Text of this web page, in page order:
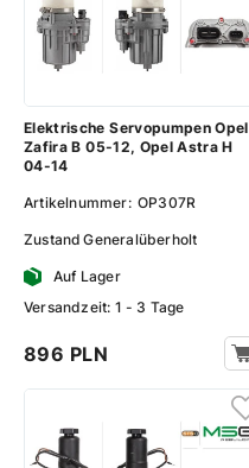
Elektrische Servopumpen Opel
Zafira B 05-12, Opel Astra H
04-14
Artikelnummer: OP307R
Zustand Generalüberholt
Auf Lager
Versandzeit: 1 - 3 Tage
896 PLN